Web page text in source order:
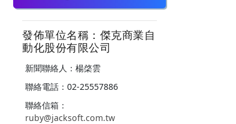
發佈單位名稱：傑克商業自
動化股份有限公司
新聞聯絡人：楊棨雲
聯絡電話：02-25557886
聯絡信箱：
ruby@jacksoft.com.tw